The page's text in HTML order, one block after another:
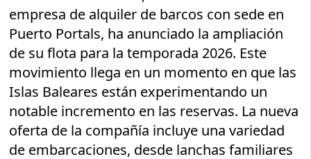
empresa de alquiler de barcos con sede en
Puerto Portals, ha anunciado la ampliación
de su flota para la temporada 2026. Este
movimiento llega en un momento en que las
Islas Baleares están experimentando un
notable incremento en las reservas. La nueva
oferta de la compañía incluye una variedad
de embarcaciones, desde lanchas familiares